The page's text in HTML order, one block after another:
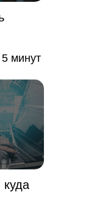
5 минут